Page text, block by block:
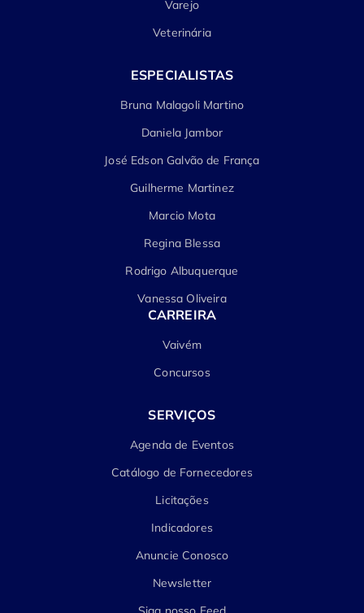
Varejo
Veterinária
ESPECIALISTAS
Bruna Malagoli Martino
Daniela Jambor
José Edson Galvão de França
Guilherme Martinez
Marcio Mota
Regina Blessa
Rodrigo Albuquerque
Vanessa Oliveira
CARREIRA
Vaivém
Concursos
SERVIÇOS
Agenda de Eventos
Catálogo de Fornecedores
Licitações
Indicadores
Anuncie Conosco
Newsletter